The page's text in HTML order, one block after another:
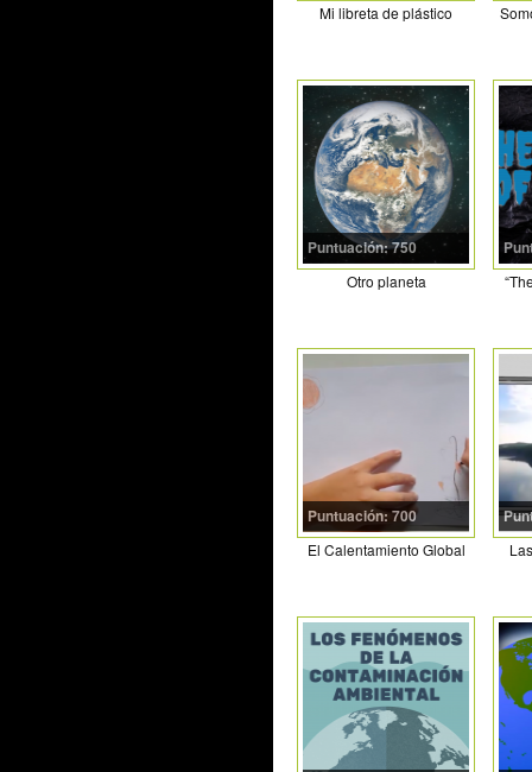
Mi libreta de plástico
Puntuación: 750
Otro planeta
Puntuación: 700
El Calentamiento Global